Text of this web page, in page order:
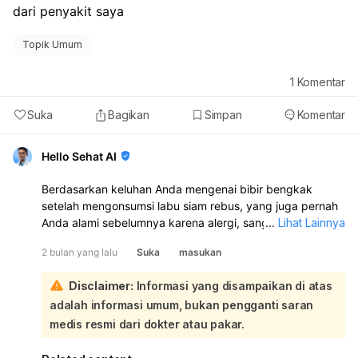
dari penyakit saya
Topik Umum
Suka Bagikan Simpan Komentar
1 Komentar
Hello Sehat AI
Berdasarkan keluhan Anda mengenai bibir bengkak
setelah mengonsumsi labu siam rebus, yang juga pernah
Anda alami sebelumnya karena alergi, sangat mungkin ini
memang bisa menyebabkan pembengkakan pada bibir
atau area lain:
Meskipun demikian, mengingat Anda sedang menjalani
pengobatan untuk gagal jantung, kekhawatiran Anda
mengenai kemungkinan efek samping obat atau
komplikasi dari kondisi jantung Anda sangatlah wajar.
... Lihat Lainnya
2 bulan yang lalu Suka masukan
Disclaimer: Informasi yang disampaikan di atas
adalah informasi umum, bukan pengganti saran
medis resmi dari dokter atau pakar.